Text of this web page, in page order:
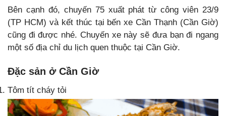
Bên cạnh đó, chuyến 75 xuất phát từ công viên 23/9
(TP HCM) và kết thúc tại bến xe Cần Thạnh (Cần Giờ)
cũng đi được nhé. Chuyến xe này sẽ đưa bạn đi ngang
một số địa chỉ du lịch quen thuộc tại Cần Giờ.
Đặc sản ở Cần Giờ
Tôm tít cháy tỏi